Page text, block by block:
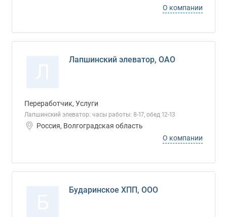
О компании
Лапшинский элеватор, ОАО
Переработчик, Услуги
Лапшинский элеватор: часы работы: 8-17, обед 12-13
Россия, Волгоградская область
О компании
Бударинское ХПП, ООО